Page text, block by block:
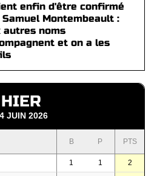
enfin d'être confirmé
Montembeault :
autres noms
et on a les
HIER
JUIN 2026
B P PTS
1 1 2